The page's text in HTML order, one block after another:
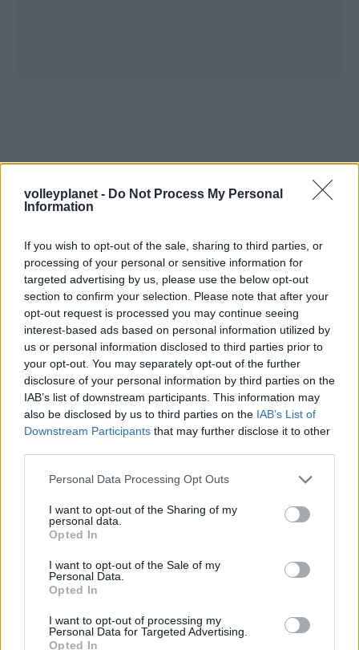
volleyplanet - Do Not Process My Personal
Information
If you wish to opt-out of the sale, sharing to third parties, or
processing of your personal or sensitive information for
targeted advertising by us, please use the below opt-out
section to confirm your selection. Please note that after your
opt-out request is processed you may continue seeing
interest-based ads based on personal information utilized by
us or personal information disclosed to third parties prior to
your opt-out. You may separately opt-out of the further
disclosure of your personal information by third parties on the
IAB’s list of downstream participants. This information may
also be disclosed by us to third parties on the IAB’s List of
Downstream Participants that may further disclose it to other
Please note that this website/app uses one or more Google
not limited to your visit or usage behaviour. You may click to
grant or deny consent to Google and its third-party tags to
use your data for below specified purposes in below Google
consent section.
Personal Data Processing Opt Outs
I want to opt-out of the Sharing of my
personal data.
Opted In
I want to opt-out of the Sale of my
Personal Data.
Opted In
I want to opt-out of processing my
Personal Data for Targeted Advertising.
Opted In